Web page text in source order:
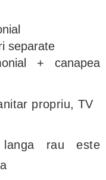
separate
+ canapea
propriu, TV
rau este